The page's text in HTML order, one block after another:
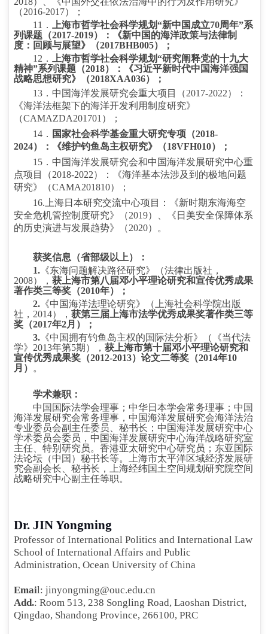
（2016-2017）；
11 ． 上海市哲学社会科学规划“新中国成立70周年”系
列课题（2017-2019）：《新中国的海洋政策与法律制
度：回顾与展望》（2017BHB005）；
12 ．
上海市哲学社会科学规划“研究阐释党的十九大
精神”系列课题（2018）：《习近平新时代中国海洋强国
战略思想研究》（2018XAA036）；
13 ．中国海洋发展研究会重大项目（2017-2022）：
《海洋法框架下的海洋开发利用制度研究》
（CAMAZDA201701 ）；
14 ． 国家社会科学基金重大研究专项（2018-
2024）：《维护钓鱼岛主权研究》（18VFH010）；
15 ．中国海洋发展研究会和中国海洋发展研究中心重
点项目（2018-2022）：《海洋基本法涉及到的极地问题
研究》（CAMA201810）；
16. 上海日本研究交流中心项目：《新时期东海海空
安全危机管控制度研究》（2019）、《日美安全保障体系
的历史演进与发展趋势》（2020）。
获奖信息（省部级以上）：
1. 《东海问题解决路径研究》（法律出版社，
2008），获上海市第八届邓小平理论研究和宣传优秀成果
著作类三等奖（2010年）；
2. 《中国海洋法理论研究》（上海社会科学院出版
社， 2014），获第三届上海市法学优秀成果奖著作类三等
奖（2017年2月）；
3. 《中国拥有钓鱼岛主权的国际法分析》（《当代法
学》 2013年第5期），获上海市第十届邓小平理论研究和
宣传优秀成果奖（2012-2013）论文二等奖（2014年10
月） 。
学术兼职：
中国国际法学会理事；中华日本学会常务理事；中国
海洋发展研究会常务理事，中国海洋发展研究会海洋法治
专业委员会副主任委员、秘书长；中国海洋发展研究中心
学术委员会委员，中国海洋发展研究中心海洋战略研究室
主任、特别研究员。香港亚太研究中心研究员；东亚国际
法论坛（中国）秘书长等。上海市太平洋区域经济发展研
究会副会长、秘书长，上海经纬国土空间规划研究院空间
战略研究中心副主任等职。
Dr. JIN Yongming
Professor of International Politicsand International Law
School of International Affairs and Public
Administration, Ocean University of China
Email:jinyongming@ouc.edu.cn
Add.: Room 513, 238 Songling Road, Laoshan District,
Qingdao, Shandong Province, 266100, PRC